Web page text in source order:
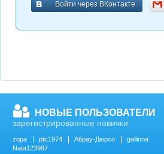
Войти через ВКонтакте
Войти через ВКонтакте
НОВЫЕ ПОЛЬЗОВАТЕЛИ
зарегистрированные новички
zopa ptc1974 Абрау-Дюрсо
gallinna
Nata123987